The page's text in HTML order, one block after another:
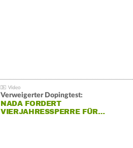
Verweigerter Dopingtest:
NADA FORDERT
VIERJAHRESSPERRE FÜR…